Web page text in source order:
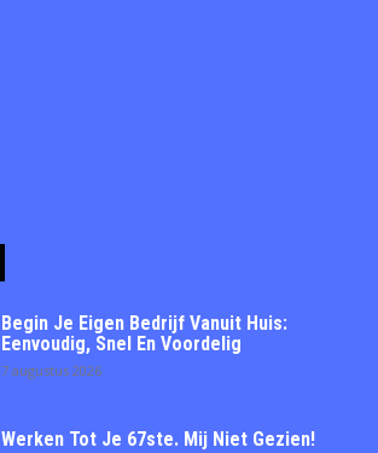
Begin Je Eigen Bedrijf Vanuit Huis:
Eenvoudig, Snel En Voordelig
7 augustus 2026
Werken Tot Je 67ste. Mij Niet Gezien!